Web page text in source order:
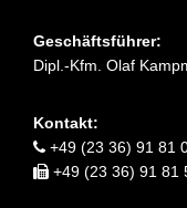
Geschäftsführer:
Dipl.-Kfm. Olaf
Kontakt:
+49 (23 36) 91 81
+49 (23 36) 91 81